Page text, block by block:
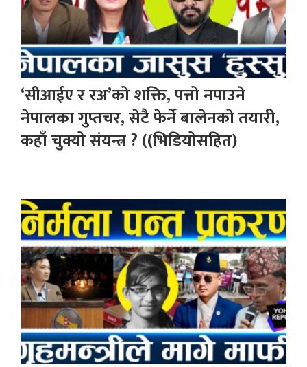
‘सीआईए र रअ’को शक्ति, पत्तो नपाउने
नेपालका गुप्तचर, सेटै फेर्ने बालेनको तयारी,
कहाँ चुक्यो संयन्त्र ? ((भिडियोसहित)